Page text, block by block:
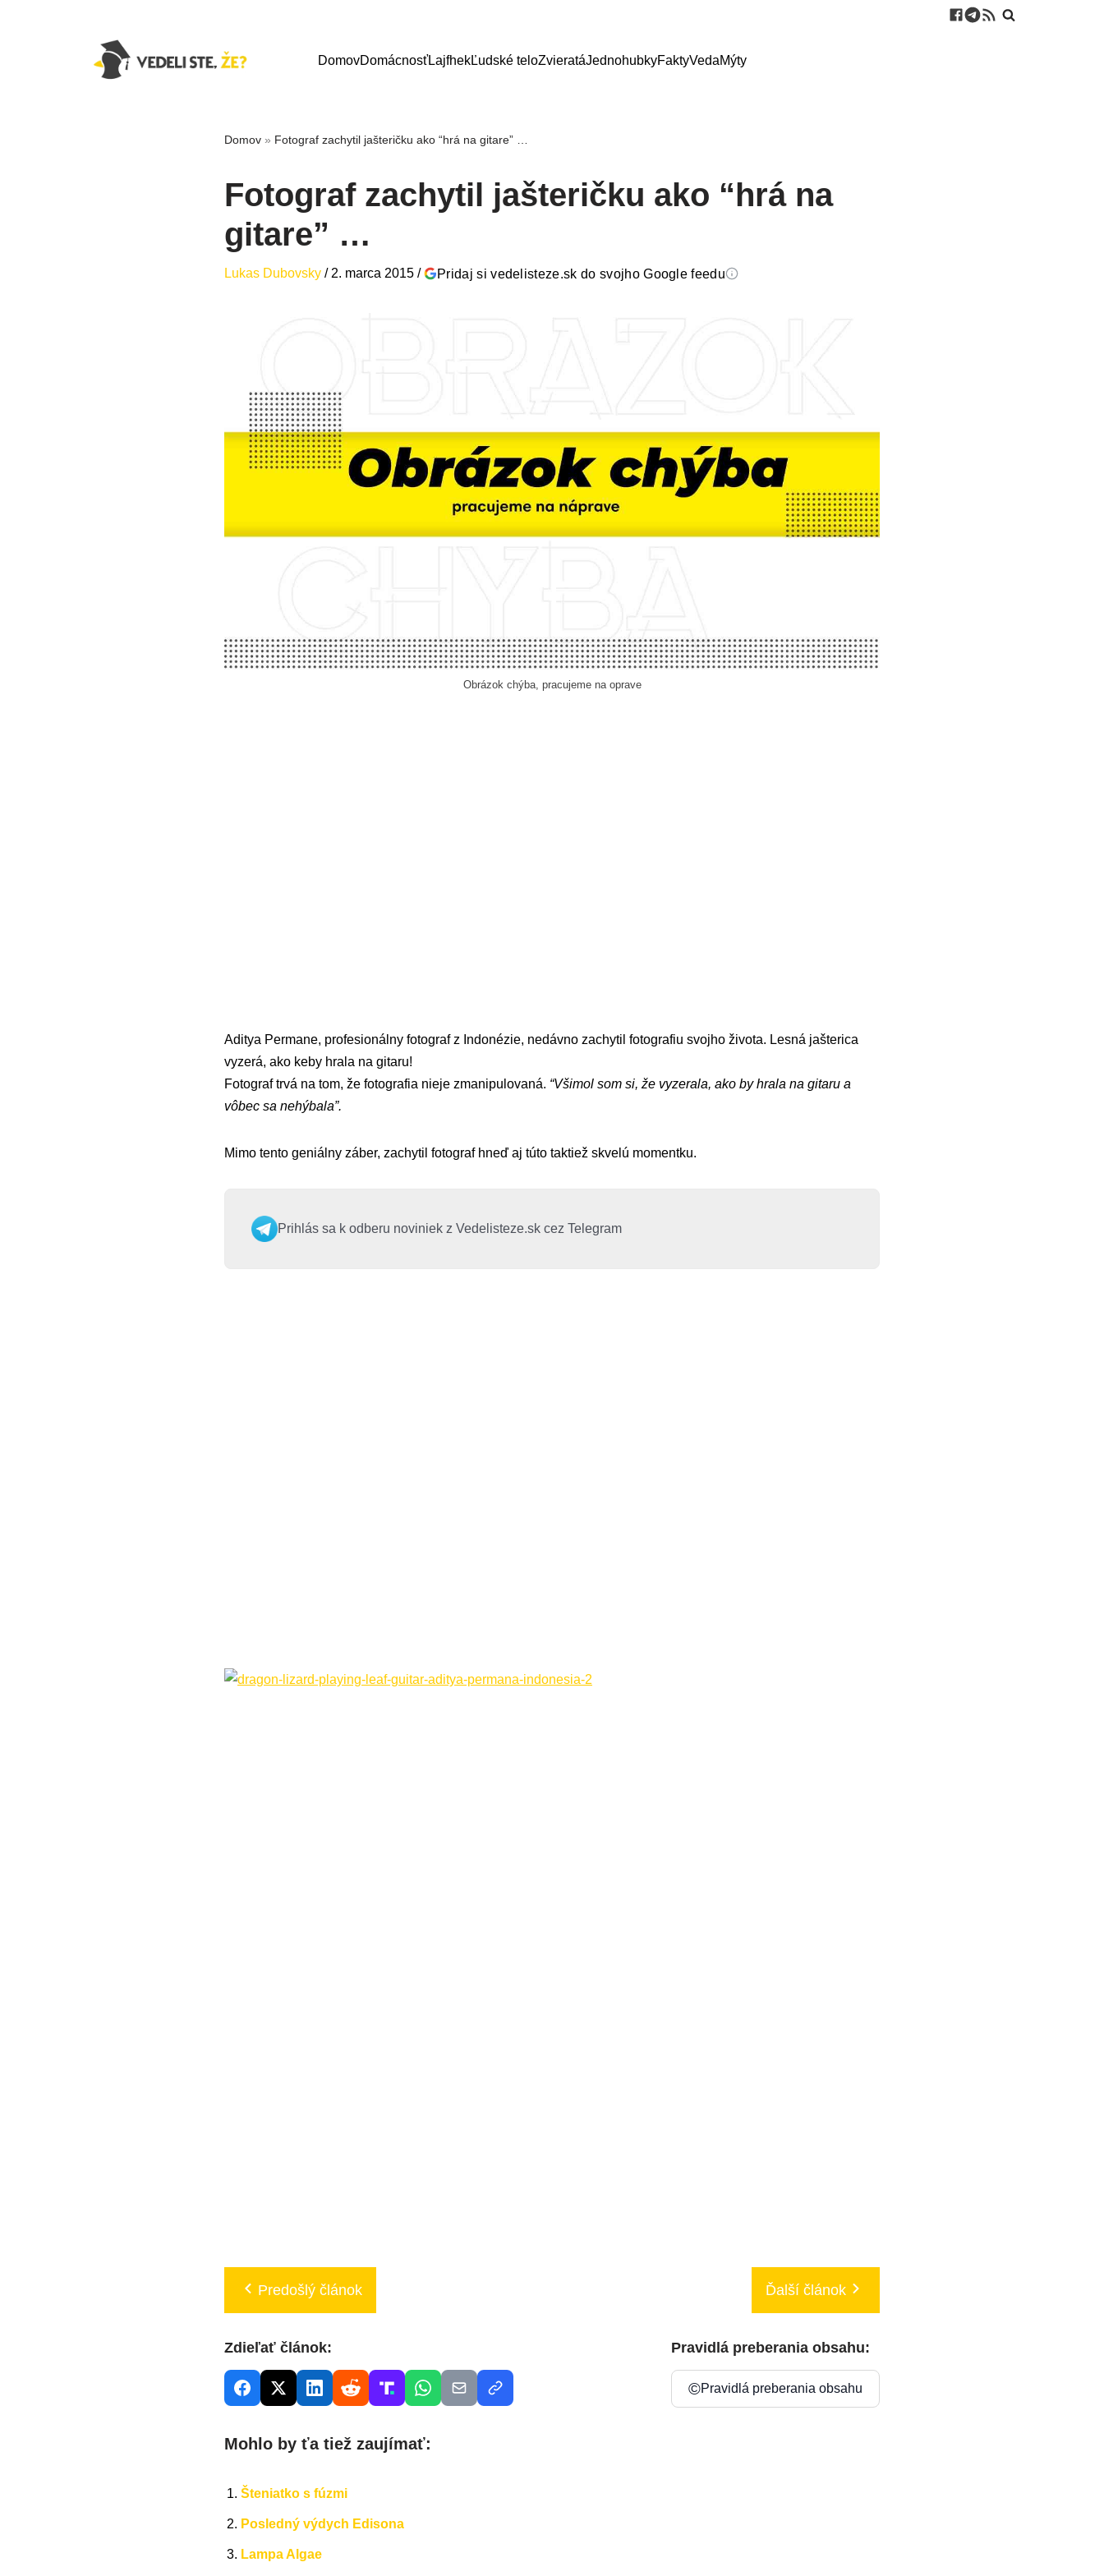
DomovDomácnosťLajfhekĽudské teloZvieratáJednohubkyFaktyVedaMýty
Domov » Fotograf zachytil jašteričku ako “hrá na gitare” …
Fotograf zachytil jašteričku ako “hrá na
gitare” …
Lukas Dubovsky / 2. marca 2015 / Pridaj si vedelisteze.sk do svojho Google feedu
Obrázok chýba, pracujeme na oprave
Aditya Permane, profesionálny fotograf z Indonézie, nedávno zachytil fotografiu svojho života. Lesná jašterica
vyzerá, ako keby hrala na gitaru!
Fotograf trvá na tom, že fotografia nieje zmanipulovaná. “Všimol som si, že vyzerala, ako by hrala na gitaru a
vôbec sa nehýbala”.
Mimo tento geniálny záber, zachytil fotograf hneď aj túto taktiež skvelú momentku.
Prihlás sa k odberu noviniek z Vedelisteze.sk cez Telegram
Predošlý článok Ďalší článok
Zdieľať článok: Pravidlá preberania obsahu:
©Pravidlá preberania obsahu
Mohlo by ťa tiež zaujímať:
Šteniatko s fúzmi
Posledný výdych Edisona
Lampa Algae